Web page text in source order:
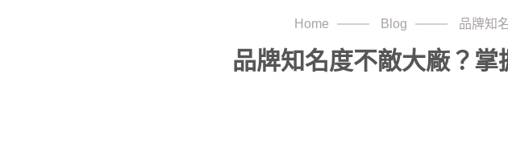
Home Blog 品牌知
品牌知名度不敵大廠？掌